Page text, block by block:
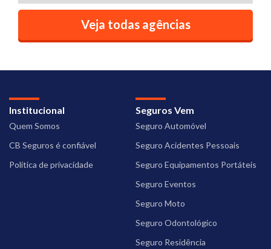
Veja todas agências
Institucional
Quem Somos
CB Seguros é confiável
Política de privacidade
Seguros Vem
Seguro Automóvel
Seguro Acidentes Pessoais
Seguro Equipamentos Portáteis
Seguro Eventos
Seguro Moto
Seguro Odontológico
Seguro Residência